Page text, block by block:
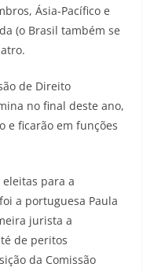
Ásia-Pacífico e
(o Brasil também se
de Direito
no final deste ano,
e ficarão em funções
para a
a portuguesa Paula
jurista a
de peritos
da Comissão